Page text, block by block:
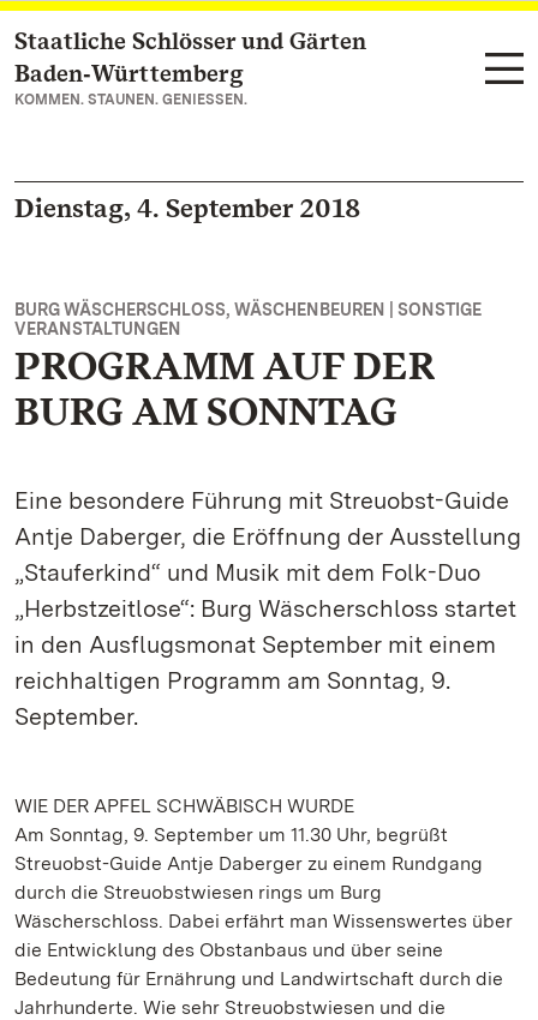
Zum Hauptinhalt springen
Staatliche Schlösser und Gärten
Baden‑Württemberg
KOMMEN. STAUNEN. GENIESSEN.
Dienstag, 4. September 2018
BURG WÄSCHERSCHLOSS, WÄSCHENBEUREN | SONSTIGE
VERANSTALTUNGEN
PROGRAMM AUF DER
BURG AM SONNTAG
Eine besondere Führung mit Streuobst-Guide
Antje Daberger, die Eröffnung der Ausstellung
„Stauferkind“ und Musik mit dem Folk-Duo
„Herbstzeitlose“: Burg Wäscherschloss startet
in den Ausflugsmonat September mit einem
reichhaltigen Programm am Sonntag, 9.
September.
WIE DER APFEL SCHWÄBISCH WURDE
Am Sonntag, 9. September um 11.30 Uhr, begrüßt
Streuobst-Guide Antje Daberger zu einem Rundgang
durch die Streuobstwiesen rings um Burg
Wäscherschloss. Dabei erfährt man Wissenswertes über
die Entwicklung des Obstanbaus und über seine
Bedeutung für Ernährung und Landwirtschaft durch die
Jahrhunderte. Wie sehr Streuobstwiesen und die